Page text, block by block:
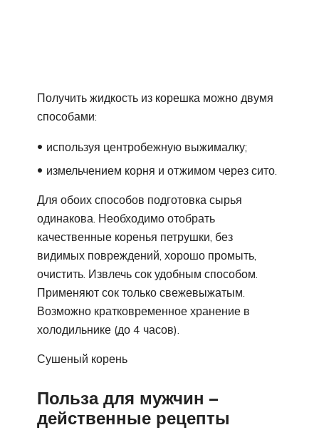
Получить жидкость из корешка можно двумя
способами:
используя центробежную выжималку;
измельчением корня и отжимом через сито.
Для обоих способов подготовка сырья
одинакова. Необходимо отобрать
качественные коренья петрушки, без
видимых повреждений, хорошо промыть,
очистить. Извлечь сок удобным способом.
Применяют сок только свежевыжатым.
Возможно кратковременное хранение в
холодильнике (до 4 часов).
Сушеный корень
Польза для мужчин –
действенные рецепты